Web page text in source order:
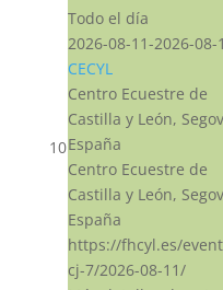
10
Todo el día
2026-08-11-2026-08-
CECYL
Centro Ecuestre de
Castilla y León,
España
Centro Ecuestre de
Castilla y León,
España
https://fhcyl.es/
cj-7/2026-08-11/